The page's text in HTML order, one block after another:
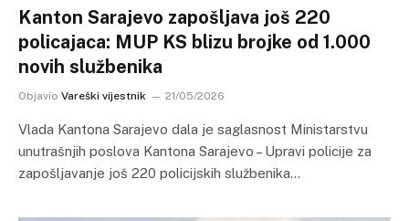
Kanton Sarajevo zapošljava još 220
policajaca: MUP KS blizu brojke od 1.000
novih službenika
Objavio Vareški vijestnik 21/05/2026
Vlada Kantona Sarajevo dala je saglasnost Ministarstvu
unutrašnjih poslova Kantona Sarajevo – Upravi policije za
zapošljavanje još 220 policijskih službenika…